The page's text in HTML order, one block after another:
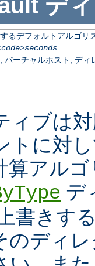
デ
るデフォルトアルゴリ
バーチャルホスト, ディ
ィブは
トに対
算アル
デ
書きす
のディ